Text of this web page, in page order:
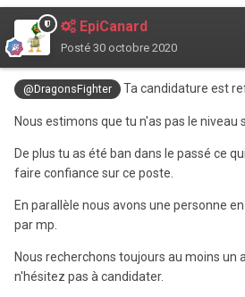
EpiCanard
Posté 30 octobre 2020
@DragonsFighter Ta candidature est
Nous estimons que tu n'as pas le niveau
De plus tu as été ban dans le passé ce
faire confiance sur ce poste.
En parallèle nous avons une personne
par mp.
Nous recherchons toujours au moins un
n'hésitez pas à candidater.